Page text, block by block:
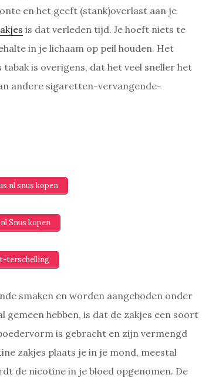
en het geeft (stank)overlast aan je
is dat verleden tijd. Je hoeft niets te
in je lichaam op peil houden. Het
is overigens, dat het veel sneller het
andere sigaretten-vervangende-
snus kopen
Snus kopen
terschelling
smaken en worden aangeboden onder
gemeen hebben, is dat de zakjes een soort
is gebracht en zijn vermengd
zakjes plaats je in je mond, meestal
de nicotine in je bloed opgenomen. De